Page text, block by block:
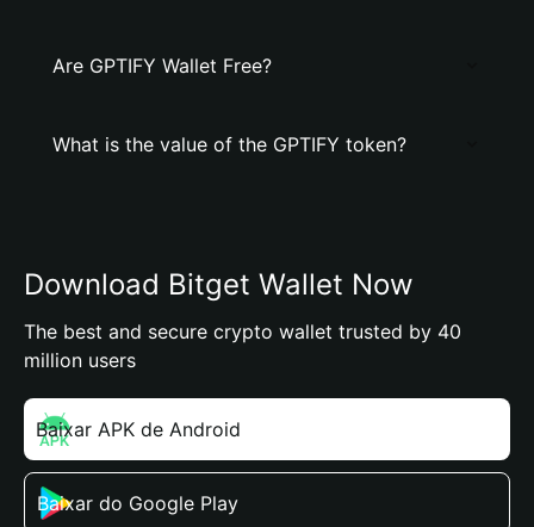
Are GPTIFY Wallet Free?
What is the value of the GPTIFY token?
Download Bitget Wallet Now
The best and secure crypto wallet trusted by 40
million users
Baixar APK de Android
Baixar do Google Play